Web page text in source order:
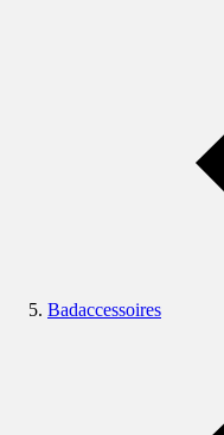
Badaccessoires